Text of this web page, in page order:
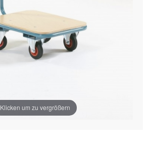
Klicken um zu vergrößern